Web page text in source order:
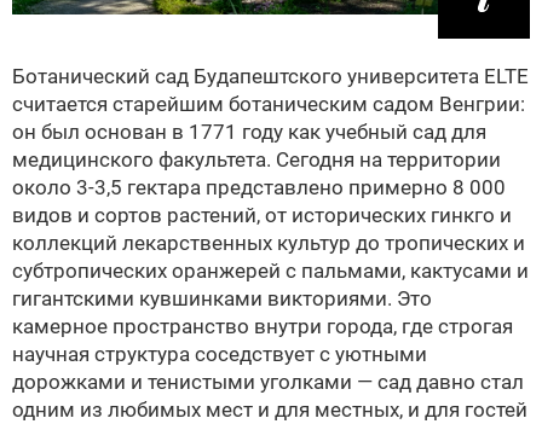
Ботанический сад Будапештского университета ELTE
считается старейшим ботаническим садом Венгрии:
он был основан в 1771 году как учебный сад для
медицинского факультета. Сегодня на территории
около 3-3,5 гектара представлено примерно 8 000
видов и сортов растений, от исторических гинкго и
коллекций лекарственных культур до тропических и
субтропических оранжерей с пальмами, кактусами и
гигантскими кувшинками викториями. Это
камерное пространство внутри города, где строгая
научная структура соседствует с уютными
дорожками и тенистыми уголками — сад давно стал
одним из любимых мест и для местных, и для гостей